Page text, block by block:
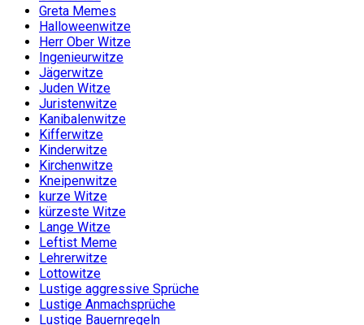
Greta Memes
Halloweenwitze
Herr Ober Witze
Ingenieurwitze
Jägerwitze
Juden Witze
Juristenwitze
Kanibalenwitze
Kifferwitze
Kinderwitze
Kirchenwitze
Kneipenwitze
kurze Witze
kürzeste Witze
Lange Witze
Leftist Meme
Lehrerwitze
Lottowitze
Lustige aggressive Sprüche
Lustige Anmachsprüche
Lustige Bauernregeln